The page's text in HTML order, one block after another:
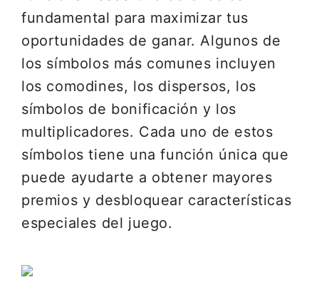
fundamental para maximizar tus
oportunidades de ganar. Algunos de
los símbolos más comunes incluyen
los comodines, los dispersos, los
símbolos de bonificación y los
multiplicadores. Cada uno de estos
símbolos tiene una función única que
puede ayudarte a obtener mayores
premios y desbloquear características
especiales del juego.